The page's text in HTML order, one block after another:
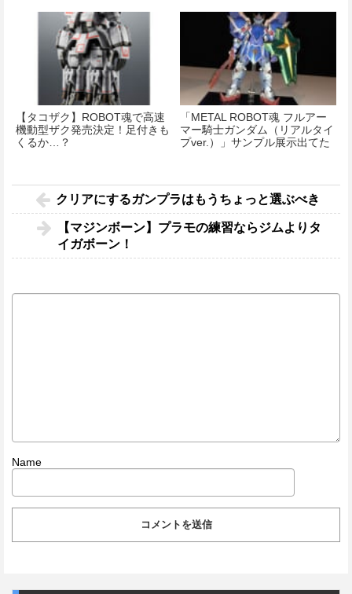
【タコザク】ROBOT魂で高速
機動型ザク発売決定！足付きも
くるか…？
「METAL ROBOT魂 フルアー
マー騎士ガンダム（リアルタイ
プver.）」サンプル展示出てた
クリアにするガンプラはもうちょっと選ぶべき
【マジンボーン】プラモの練習ならジムよりタ
イガボーン！
Name